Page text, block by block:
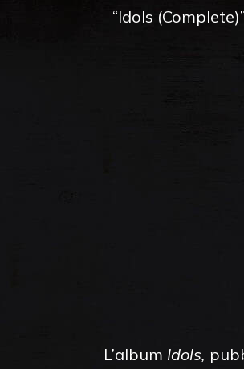
“Idols
L’album Idols,